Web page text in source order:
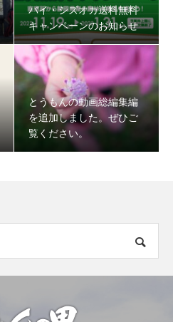
バイ・シズオカ送料無料
キャンペーンのお知らせ
とうもんの動画総編集編
を追加しました。ぜひご
覧ください。